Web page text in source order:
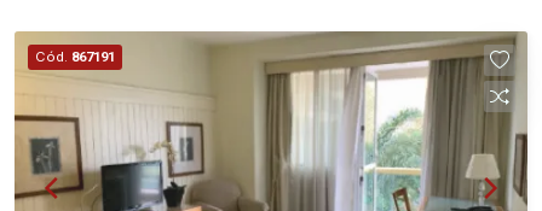
Cód. 867191